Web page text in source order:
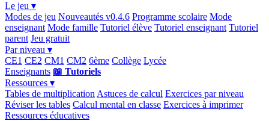
Le jeu ▾
Modes de jeu Nouveautés v0.4.6 Programme scolaire Mode
enseignant Mode famille Tutoriel élève Tutoriel enseignant Tutoriel
parent Jeu gratuit
Par niveau ▾
CE1 CE2 CM1 CM2 6ème Collège Lycée
Enseignants 📖 Tutoriels
Ressources ▾
Tables de multiplication Astuces de calcul Exercices par niveau
Réviser les tables Calcul mental en classe Exercices à imprimer
Ressources éducatives